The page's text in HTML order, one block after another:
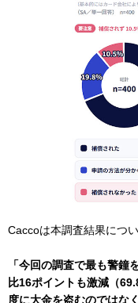
Caccoは本調査結果につ
「今回の調査で最も警
比16ポイントも激減（
度に大金を盗むのではな